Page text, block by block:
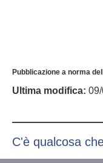
Pubblicazione a norma
Ultima modifica:
C'è qualcosa